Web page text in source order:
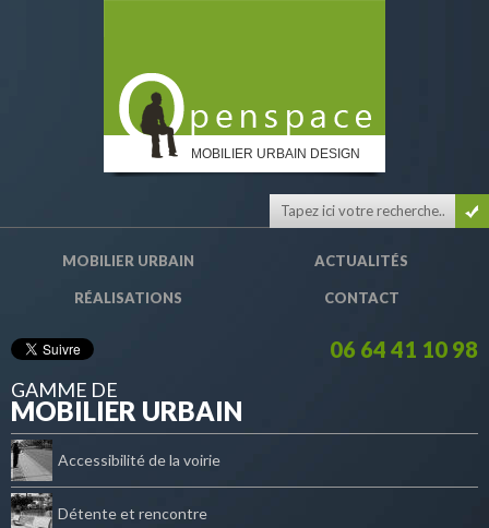
MOBILIER URBAIN DESIGN
MOBILIER URBAIN ACTUALITÉS
RÉALISATIONS CONTACT
06 64 41 10 98
GAMME DE
MOBILIER URBAIN
Accessibilité de la voirie
Détente et rencontre